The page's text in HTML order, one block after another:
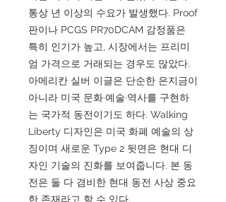
통상 년 이상의 수요가 발생했다. Proof
판이나 PCGS PR70DCAM 감정품은
특히 인기가 높고, 시장에서는 프리미
엄 가격으로 거래되는 경우도 많았다.
아메리칸 실버 이글은 단순한 은지금이
아니라 미국 문화·예술·역사를 구현하
는 국가적 동전이기도 하다. Walking
Liberty 디자인은 미국 화폐 예술의 상
징이며 새로운 Type 2 뒷면은 현대 디
자인 기술의 진화를 보여줍니다. 본 동
전은 둘 다 겸비한 현대 동전 사상 중요
한 존재라고 할 수 있다.